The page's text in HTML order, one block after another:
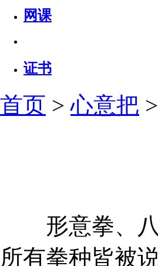
网课
证书
首页 >心意把
形意拳、八
所有拳种皆被